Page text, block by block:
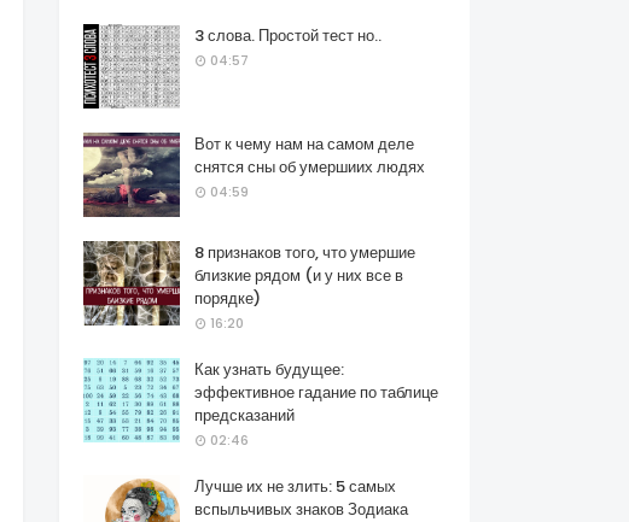
3 слова. Простой тест но..
04:57
Вот к чему нам на самом деле
снятся сны об умершиих людях
04:59
8 признаков того, что умершие
близкие рядом (и у них все в
порядке)
16:20
Как узнать будущее:
эффективное гадание по таблице
предсказаний
02:46
Лучше их не злить: 5 самых
вспыльчивых знаков Зодиака